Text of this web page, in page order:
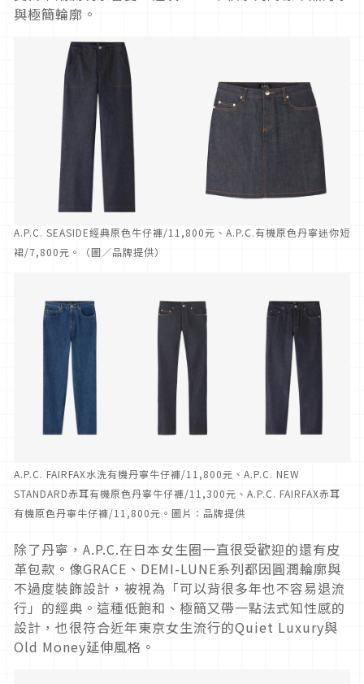
與極簡輪廓。
A.P.C. SEASIDE經典原色牛仔褲/11,800元、A.P.C.有機原色丹寧迷你短
裙/7,800元。（圖／品牌提供）
A.P.C. FAIRFAX水洗有機丹寧牛仔褲/11,800元、A.P.C. NEW
STANDARD赤耳有機原色丹寧牛仔褲/11,300元、A.P.C. FAIRFAX赤耳
有機原色丹寧牛仔褲/11,800元。圖片：品牌提供
除了丹寧，A.P.C.在日本女生圈一直很受歡迎的還有皮
革包款。像GRACE、DEMI-LUNE系列都因圓潤輪廓與
不過度裝飾設計，被視為「可以背很多年也不容易退流
行」的經典。這種低飽和、極簡又帶一點法式知性感的
設計，也很符合近年東京女生流行的Quiet Luxury與
Old Money延伸風格。